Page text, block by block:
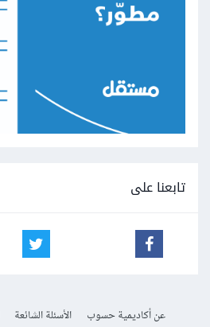
تابعنا على
عن أكاديمية حسوب الأسئلة الشائعة